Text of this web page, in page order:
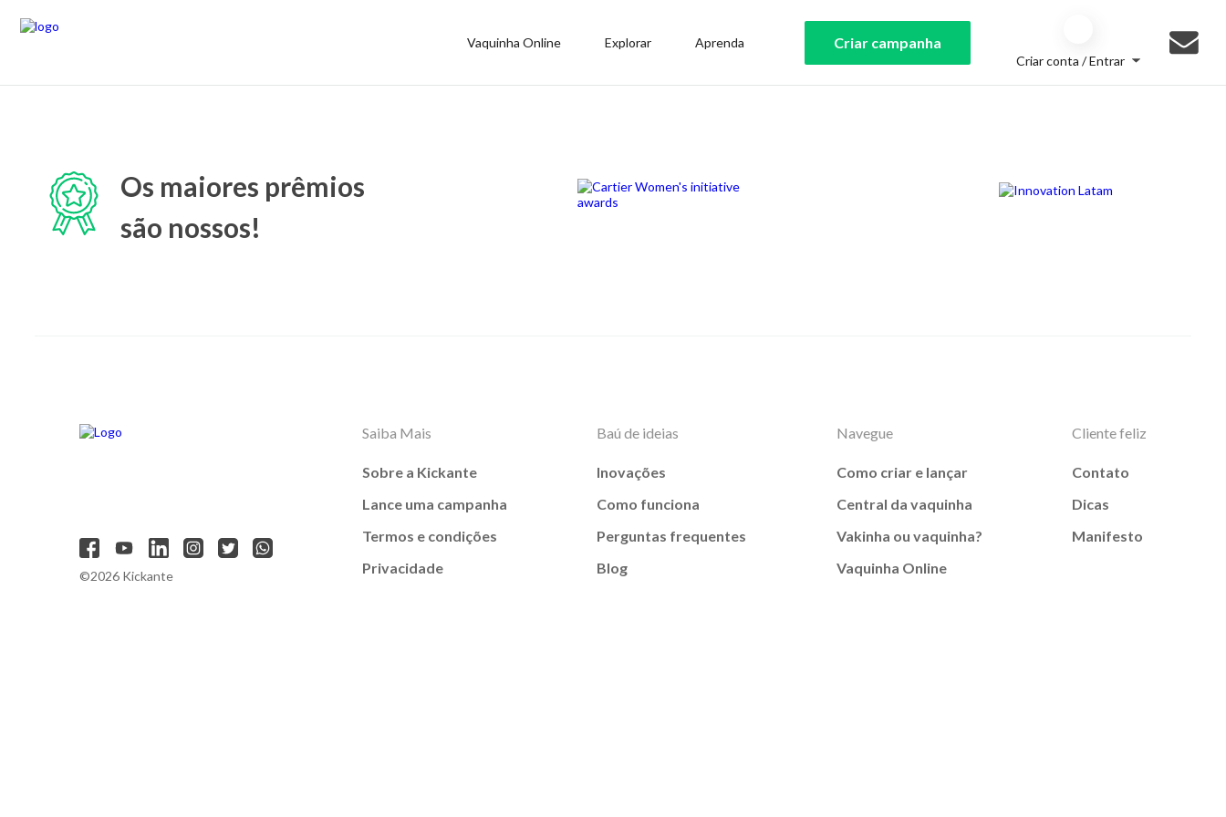
Vaquinha Online Explorar Aprenda Criar campanha
Criar conta / Entrar
Os maiores prêmios
são nossos!
©2026 Kickante
Saiba Mais
Sobre a Kickante
Lance uma campanha
Termos e condições
Privacidade
Baú de ideias
Inovações
Como funciona
Perguntas frequentes
Blog
Navegue
Como criar e lançar
Central da vaquinha
Vakinha ou vaquinha?
Vaquinha Online
Cliente feliz
Contato
Dicas
Manifesto